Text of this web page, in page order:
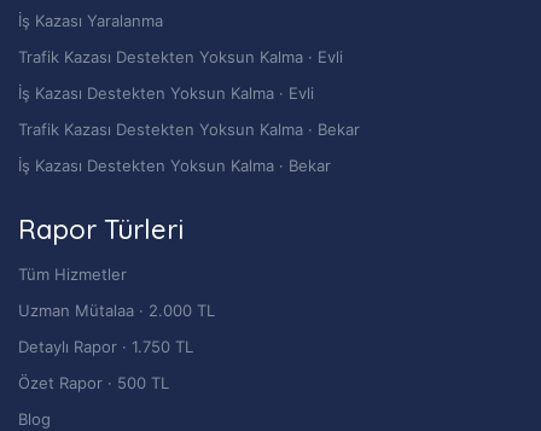
İş Kazası Yaralanma
Trafik Kazası Destekten Yoksun Kalma · Evli
İş Kazası Destekten Yoksun Kalma · Evli
Trafik Kazası Destekten Yoksun Kalma · Bekar
İş Kazası Destekten Yoksun Kalma · Bekar
Rapor Türleri
Tüm Hizmetler
Uzman Mütalaa · 2.000 TL
Detaylı Rapor · 1.750 TL
Özet Rapor · 500 TL
Blog